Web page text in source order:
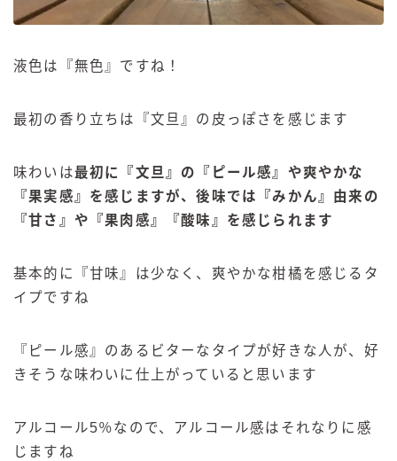
液色は『無色』ですね！
最初の香り立ちは『文旦』の皮っぽさを感じます
味わいは最初に『文旦』の『ピール感』や爽やかな
『果実感』を感じますが、後味では『みかん』由来の
『甘さ』や『果肉感』『酸味』を感じられます
基本的に『甘味』は少なく、爽やかな柑橘を感じるタ
イプですね
『ピール感』のあるビターなタイプが好きな人が、好
きそうな味わいに仕上がっていると思います
アルコール5％なので、アルコール感はそれなりに感
じますね